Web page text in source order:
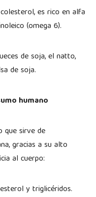
es rico en alfa
(omega 6).
de soja, el natto,
de soja.
humano
que sirve de
gracias a su alto
al cuerpo:
y triglicéridos.